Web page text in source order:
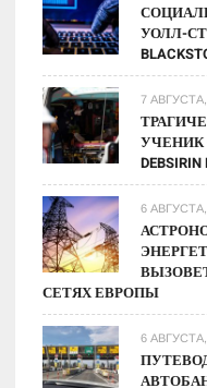
УОЛЛ-
7
УЧЕНИК
6 АВГУСТА,
СЕТЯХ ЕВРОПЫ
6 АВГУСТА,